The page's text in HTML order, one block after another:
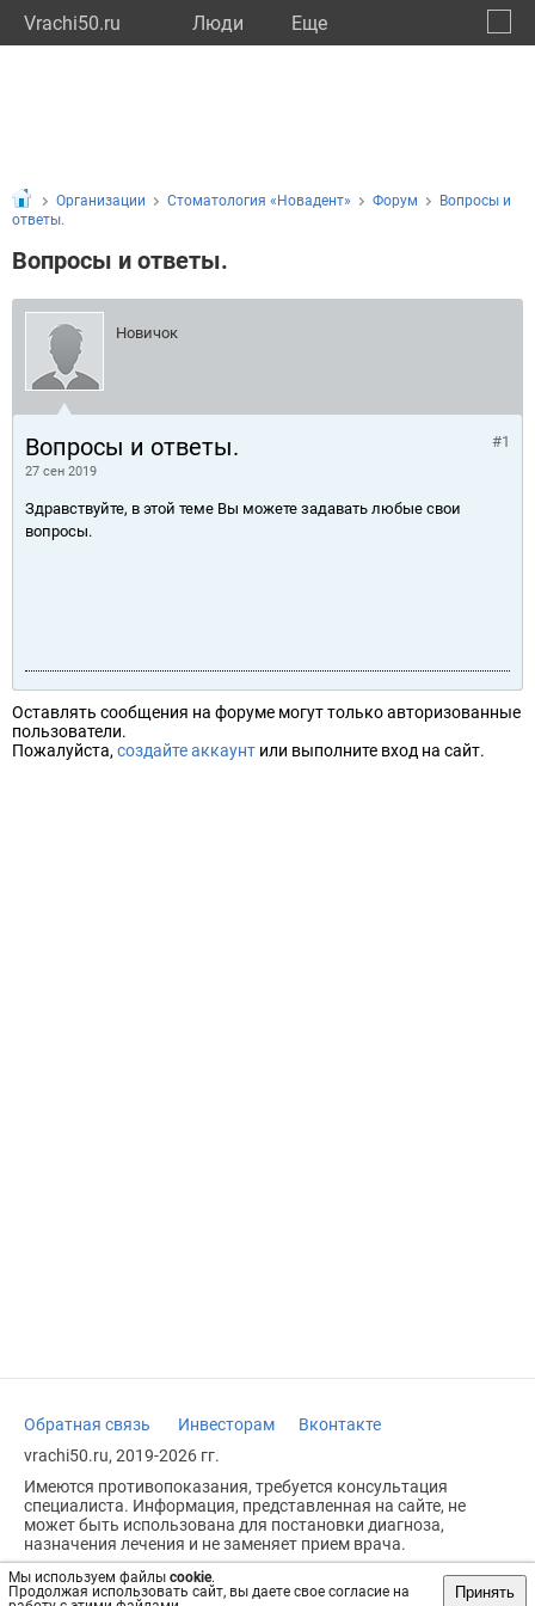
Vrachi50.ru Люди Eще
Мы используем файлы cookie.
Продолжая использовать сайт, вы даете свое согласие на
Принять
Организации Стоматология «Новадент» Форум
Вопросы и
ответы.
Вопросы и ответы.
Новичок
Вопросы и ответы.
27 сен 2019
#1
Здравствуйте, в этой теме Вы можете задавать любые свои
вопросы.
Оставлять сообщения на форуме могут только авторизованные
пользователи.
Пожалуйста, создайте аккаунт или выполните вход на сайт.
Обратная связь Инвесторам
Вконтакте
vrachi50.ru, 2019-2026 гг.
Имеются противопоказания, требуется консультация
специалиста. Информация, представленная на сайте, не
может быть использована для постановки диагноза,
назначения лечения и не заменяет прием врача.
Возрастное ограничение: 18+